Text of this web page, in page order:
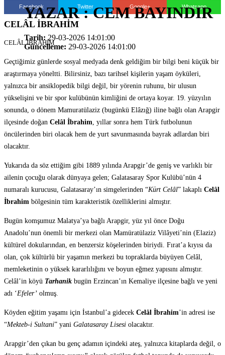
YAZAR : CEM BAYINDIR
Tarih: 29-03-2026 14:01:00
Güncelleme: 29-03-2026 14:01:00
Facebook Twitter Google+ Whatsapp
CELÂL İBRAHİM
CELÂL İBRAHİM
Geçtiğimiz günlerde sosyal medyada denk geldiğim bir bilgi beni küçük bir
araştırmaya yöneltti. Bilirsiniz, bazı tarihsel kişilerin yaşam öyküleri,
yalnızca bir ansiklopedik bilgi değil, bir yörenin ruhunu, bir ulusun
yükselişini ve bir spor kulübünün kimliğini de ortaya koyar. 19. yüzyılın
sonunda, o dönem Mamuratülaziz (bugünkü Elâzığ) iline bağlı olan Arapgir
ilçesinde doğan Celâl İbrahim, yıllar sonra hem Türk futbolunun
öncülerinden biri olacak hem de yurt savunmasında bayrak adlardan biri
olacaktır.
Yukarıda da söz ettiğim gibi 1889 yılında Arapgir’de geniş ve varlıklı bir
ailenin çocuğu olarak dünyaya gelen; Galatasaray Spor Kulübü’nün 4
numaralı kurucusu, Galatasaray’ın simgelerinden “Kürt Celâl” lakaplı Celâl
İbrahim bölgesinin tüm karakteristik özelliklerini almıştır.
Bugün komşumuz Malatya’ya bağlı Arapgir, yüz yıl önce Doğu
Anadolu’nun önemli bir merkezi olan Mamüratülaziz Vilâyeti’nin (Elaziz)
kültürel dokularından, en benzersiz köşelerinden biriydi. Fırat’a kıyısı da
olan, çok kültürlü bir yaşamın merkezi bu topraklarda büyüyen Celâl,
memleketinin o yüksek kararlılığını ve boyun eğmez yapısını almıştır.
Celâl’in köyü Tarhanik bugün Erzincan’ın Kemaliye ilçesine bağlı ve yeni
adı ‘Efeler’ olmuş.
Köyden eğitim yaşamı için İstanbul’a gidecek Celâl İbrahim’in adresi ise
“Mekteb-i Sultani” yani Galatasaray Lisesi olacaktır.
Arapgir’den çıkan bu genç adamın içindeki ateş, yalnızca kitaplarda değil, o